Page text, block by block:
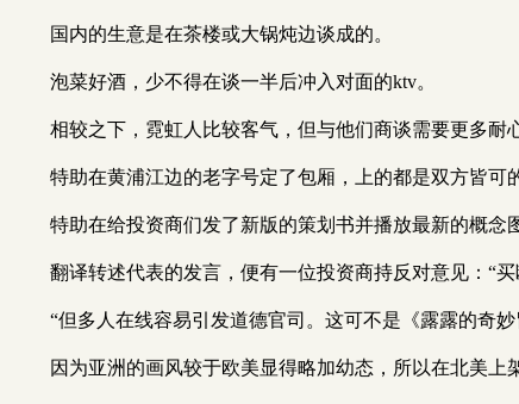
国内的生意是在茶楼或大锅炖边谈成的。
泡菜好酒，少不得在谈一半后冲入对面的ktv。
相较之下，霓虹人比较客气，但与他们商谈需要更多耐
特助在黄浦江边的老字号定了包厢，上的都是双方皆可
特助在给投资商们发了新版的策划书并播放最新的概
翻译转述代表的发言，便有一位投资商持反对意见：“
“但多人在线容易引发道德官司。这可不是《露露的奇
因为亚洲的画风较于欧美显得略加幼态，所以在北美上